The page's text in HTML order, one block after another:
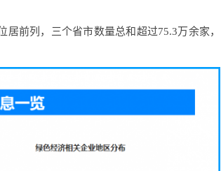
前列，三个省市数量总和超过75.3万余家，